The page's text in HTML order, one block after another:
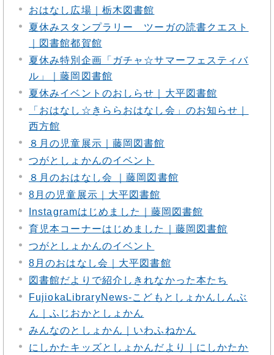
おはなし広場｜栃木図書館
夏休みスタンプラリー ツーガの読書クエスト
｜図書館都賀館
夏休み特別企画「ガチャ☆サマーフェスティバ
ル」｜藤岡図書館
夏休みイベントのおしらせ｜大平図書館
「おはなし☆きららおはなし会」のお知らせ｜
西方館
８月の児童展示｜藤岡図書館
つがとしょかんのイベント
８月のおはなし会 ｜藤岡図書館
8月の児童展示｜大平図書館
Instagramはじめました｜藤岡図書館
育児本コーナーはじめました｜藤岡図書館
つがとしょかんのイベント
8月のおはなし会｜大平図書館
図書館だよりで紹介しきれなかった本たち
FujiokaLibraryNews‐こどもとしょかんしんぶ
ん｜ふじおかとしょかん
みんなのとしょかん｜いわふねかん
にしかたキッズとしょかんだより｜にしかたか